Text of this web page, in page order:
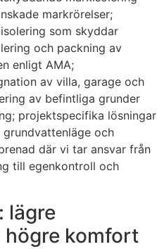
markrörelser;
som skyddar
och packning av
enligt AMA;
av villa, garage och
av befintliga grunder
projektspecifika lösningar
och
där vi tar ansvar från
till egenkontroll och
lägre
komfort